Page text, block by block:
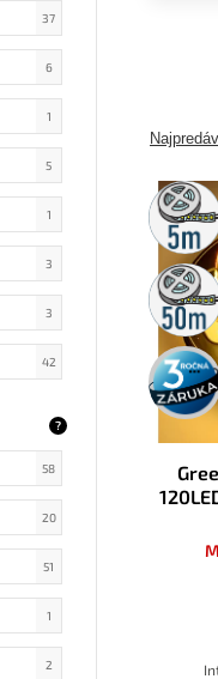
37
6
1
5
1
3
3
42
?
58
20
51
1
2
5m
rolka
50m
rolka
3 roky
záruka